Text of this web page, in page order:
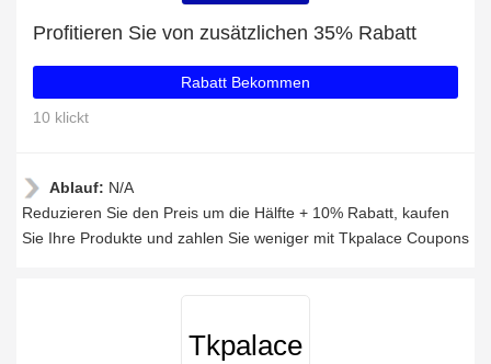
Profitieren Sie von zusätzlichen 35% Rabatt
Rabatt Bekommen
10 klickt
Ablauf: N/A
Reduzieren Sie den Preis um die Hälfte + 10% Rabatt, kaufen
Sie Ihre Produkte und zahlen Sie weniger mit Tkpalace Coupons
Tkpalace